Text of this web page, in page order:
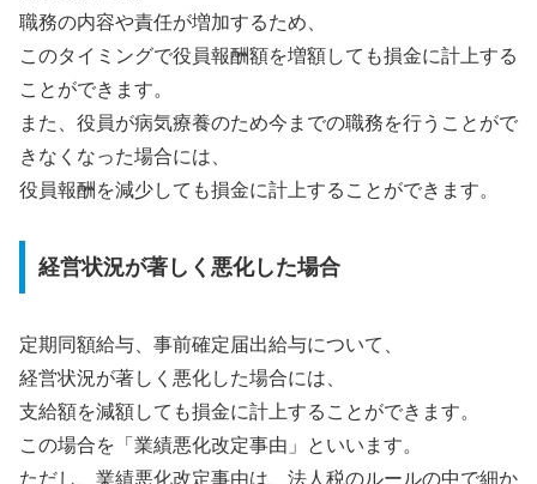
職務の内容や責任が増加するため、
このタイミングで役員報酬額を増額しても損金に計上する
ことができます。
また、役員が病気療養のため今までの職務を行うことがで
きなくなった場合には、
役員報酬を減少しても損金に計上することができます。
経営状況が著しく悪化した場合
定期同額給与、事前確定届出給与について、
経営状況が著しく悪化した場合には、
支給額を減額しても損金に計上することができます。
この場合を「業績悪化改定事由」といいます。
ただし、業績悪化改定事由は、法人税のルールの中で細か